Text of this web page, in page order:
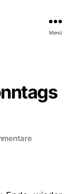
Menü
zu